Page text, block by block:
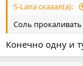
S-Lana сказал(а):
Соль
Конечно одну и